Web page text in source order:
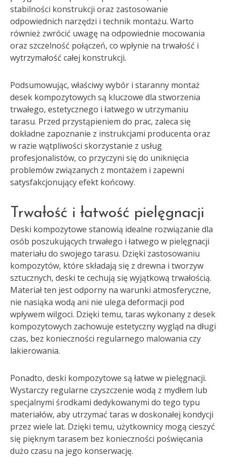
stabilności konstrukcji oraz zastosowanie
odpowiednich narzędzi i technik montażu. Warto
również zwrócić uwagę na odpowiednie mocowania
oraz szczelność połączeń, co wpłynie na trwałość i
wytrzymałość całej konstrukcji.
Podsumowując, właściwy wybór i staranny montaż
desek kompozytowych są kluczowe dla stworzenia
trwałego, estetycznego i łatwego w utrzymaniu
tarasu. Przed przystąpieniem do prac, zaleca się
dokładne zapoznanie z instrukcjami producenta oraz
w razie wątpliwości skorzystanie z usług
profesjonalistów, co przyczyni się do uniknięcia
problemów związanych z montażem i zapewni
satysfakcjonujący efekt końcowy.
Trwałość i łatwość pielęgnacji
Deski kompozytowe stanowią idealne rozwiązanie dla
osób poszukujących trwałego i łatwego w pielęgnacji
materiału do swojego tarasu. Dzięki zastosowaniu
kompozytów, które składają się z drewna i tworzyw
sztucznych, deski te cechują się wyjątkową trwałością.
Materiał ten jest odporny na warunki atmosferyczne,
nie nasiąka wodą ani nie ulega deformacji pod
wpływem wilgoci. Dzięki temu, taras wykonany z desek
kompozytowych zachowuje estetyczny wygląd na długi
czas, bez konieczności regularnego malowania czy
lakierowania.
Ponadto, deski kompozytowe są łatwe w pielęgnacji.
Wystarczy regularne czyszczenie wodą z mydłem lub
specjalnymi środkami dedykowanymi do tego typu
materiałów, aby utrzymać taras w doskonałej kondycji
przez wiele lat. Dzięki temu, użytkownicy mogą cieszyć
się pięknym tarasem bez konieczności poświęcania
dużo czasu na jego konserwację.